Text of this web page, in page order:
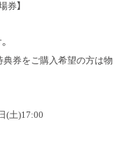
券】
券をご購入希望の方は物
(土)17:00